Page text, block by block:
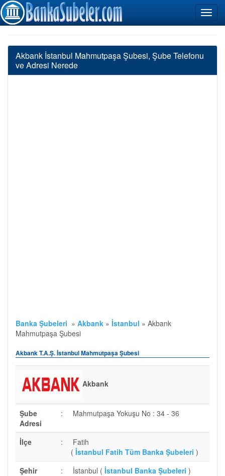
Akbank İstanbul Mahmutpaşa Şubesi, Şube Telefonu
ve Adresi Nerede
Banka Şubeleri » Akbank » İstanbul » Akbank
Mahmutpaşa Şubesi
Akbank T.A.Ş. İstanbul Mahmutpaşa Şubesi
Akbank
Şube
Adresi
: Mahmutpaşa Yokuşu No : 34 - 36
İlçe :
Fatih
( İstanbul Fatih Tüm Banka Şubeleri )
Şehir
: İstanbul ( İstanbul Banka Şubeleri )